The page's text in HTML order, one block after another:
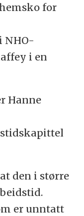
for
NHO-
i en
Hanne
den i større
er unntatt